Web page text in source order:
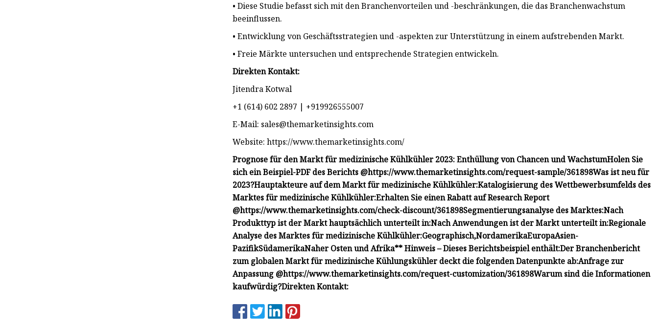
• Diese Studie befasst sich mit den Branchenvorteilen und -beschränkungen, die das Branchenwachstum
beeinflussen.
• Entwicklung von Geschäftsstrategien und -aspekten zur Unterstützung in einem aufstrebenden Markt.
• Freie Märkte untersuchen und entsprechende Strategien entwickeln.
Direkten Kontakt:
Jitendra Kotwal
+1 (614) 602 2897 | +919926555007
E-Mail: sales@themarketinsights.com
Website: https://www.themarketinsights.com/
Prognose für den Markt für medizinische Kühlkühler 2023: Enthüllung von Chancen und WachstumHolen Sie
sich ein Beispiel-PDF des Berichts @https://www.themarketinsights.com/request-sample/361898Was ist neu für
2023?Hauptakteure auf dem Markt für medizinische Kühlkühler:Katalogisierung des Wettbewerbsumfelds des
Marktes für medizinische Kühlkühler:Erhalten Sie einen Rabatt auf Research Report
@https://www.themarketinsights.com/check-discount/361898Segmentierungsanalyse des Marktes:Nach
Produkttyp ist der Markt hauptsächlich unterteilt in:Nach Anwendungen ist der Markt unterteilt in:Regionale
Analyse des Marktes für medizinische Kühlkühler:Geographisch,NordamerikaEuropaAsien-
PazifikSüdamerikaNaher Osten und Afrika** Hinweis – Dieses Berichtsbeispiel enthält:Der Branchenbericht
zum globalen Markt für medizinische Kühlungskühler deckt die folgenden Datenpunkte ab:Anfrage zur
Anpassung @https://www.themarketinsights.com/request-customization/361898Warum sind die Informationen
kaufwürdig?Direkten Kontakt: